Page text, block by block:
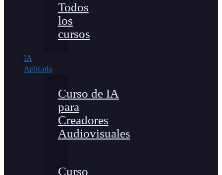
Todos
los
cursos
IA
Aplicada
Curso de IA
para
Creadores
Audiovisuales
Curso